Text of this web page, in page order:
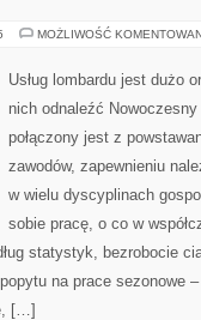
MOŻLIWOŚĆ
Usług lombardu jest dużo
nich odnaleźć
połączony jest z
zawodów, zapewnieniu
w wielu dyscyplinach
sobie pracę, o co w
statystyk, bezrobocie
na prace sezonowe
[…]